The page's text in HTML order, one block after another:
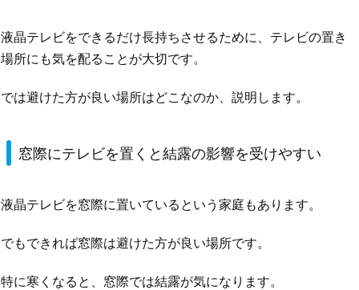
液晶テレビをできるだけ長持ちさせるために、テレビの置き
場所にも気を配ることが大切です。
では避けた方が良い場所はどこなのか、説明します。
窓際にテレビを置くと結露の影響を受けやすい
液晶テレビを窓際に置いているという家庭もあります。
でもできれば窓際は避けた方が良い場所です。
特に寒くなると、窓際では結露が気になります。